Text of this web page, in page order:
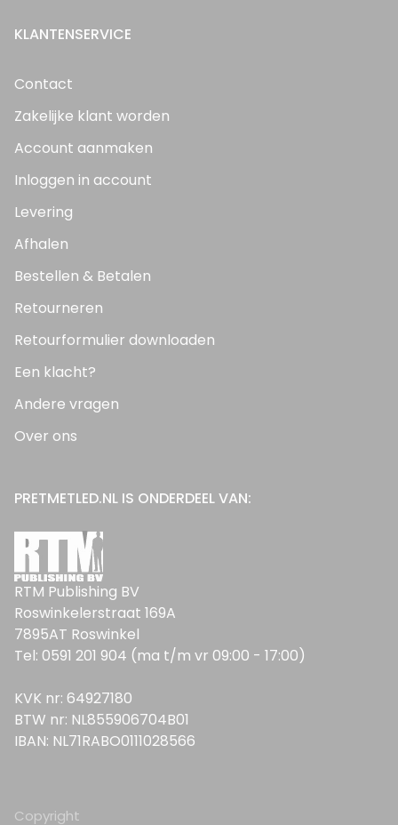
KLANTENSERVICE
Contact
Zakelijke klant worden
Account aanmaken
Inloggen in account
Levering
Afhalen
Bestellen & Betalen
Retourneren
Retourformulier downloaden
Een klacht?
Andere vragen
Over ons
PRETMETLED.NL IS ONDERDEEL VAN:
RTM Publishing BV
Roswinkelerstraat 169A
7895AT Roswinkel
Tel: 0591 201 904 (ma t/m vr 09:00 - 17:00)
KVK nr: 64927180
BTW nr: NL855906704B01
IBAN: NL71RABO0111028566
Copyright